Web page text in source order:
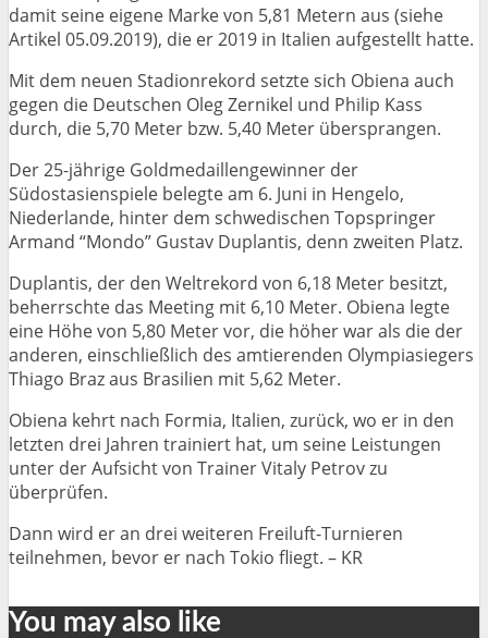
damit seine eigene Marke von 5,81 Metern aus (siehe
Artikel 05.09.2019), die er 2019 in Italien aufgestellt hatte.
Mit dem neuen Stadionrekord setzte sich Obiena auch
gegen die Deutschen Oleg Zernikel und Philip Kass
durch, die 5,70 Meter bzw. 5,40 Meter übersprangen.
Der 25-jährige Goldmedaillengewinner der
Südostasienspiele belegte am 6. Juni in Hengelo,
Niederlande, hinter dem schwedischen Topspringer
Armand “Mondo” Gustav Duplantis, denn zweiten Platz.
Duplantis, der den Weltrekord von 6,18 Meter besitzt,
beherrschte das Meeting mit 6,10 Meter. Obiena legte
eine Höhe von 5,80 Meter vor, die höher war als die der
anderen, einschließlich des amtierenden Olympiasiegers
Thiago Braz aus Brasilien mit 5,62 Meter.
Obiena kehrt nach Formia, Italien, zurück, wo er in den
letzten drei Jahren trainiert hat, um seine Leistungen
unter der Aufsicht von Trainer Vitaly Petrov zu
überprüfen.
Dann wird er an drei weiteren Freiluft-Turnieren
teilnehmen, bevor er nach Tokio fliegt. – KR
You may also like